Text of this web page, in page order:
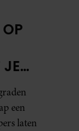
een
laten